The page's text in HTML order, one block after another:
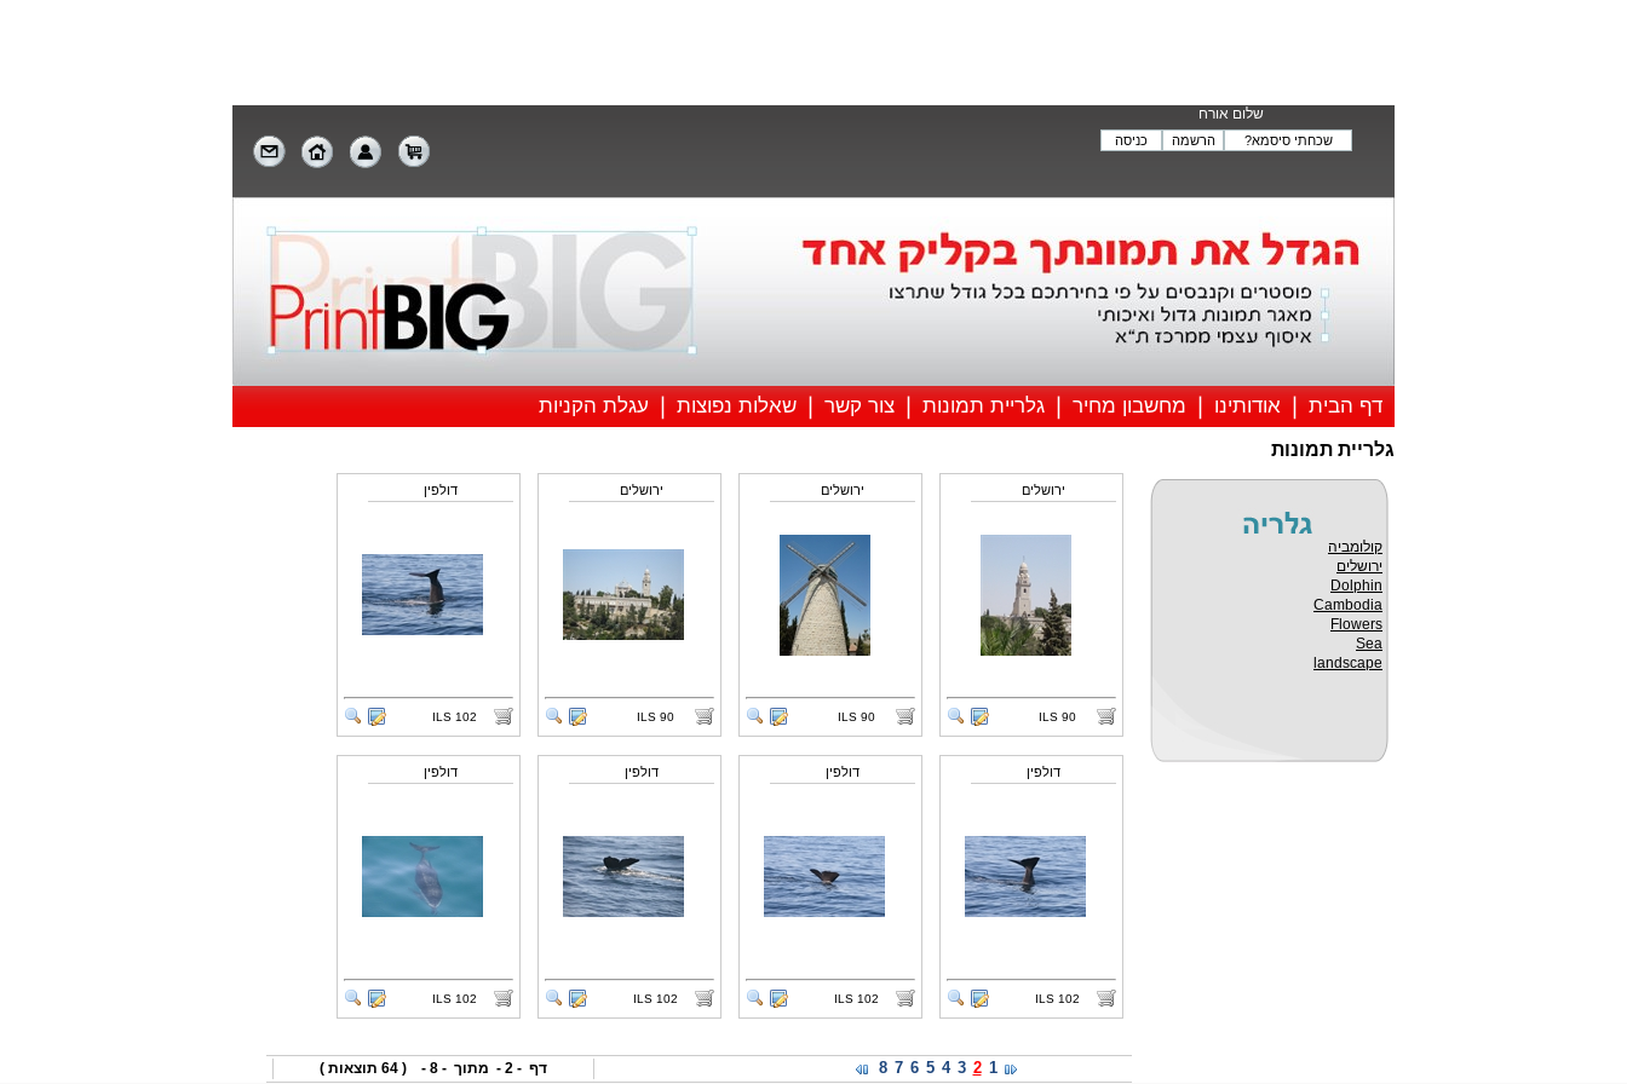
שכחתי סיסמא? הרשמה כניסה
שלום אורח
דף הבית אודותינו מחשבון מחיר גלריית תמונות צור קשר שאלות נפוצות עגלת הקניות
גלריית תמונות
ירושלים
ILS 90
ירושלים
ILS 90
ירושלים
ILS 90
דולפין
ILS 102
דולפין
ILS 102
דולפין
ILS 102
דולפין
ILS 102
דולפין
ILS 102
1
2
3
4
5
6
7
8 דף - 2 - מתוך - 8 -
(
64 תוצאות )
קולומביה
ירושלים
Dolphin
Cambodia
Flowers
Sea
landscape